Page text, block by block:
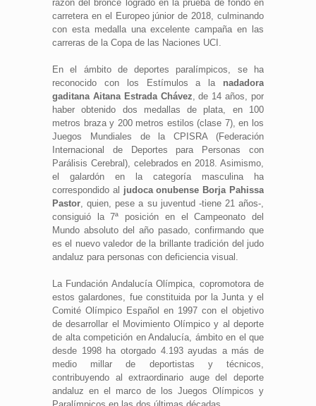
razón del bronce logrado en la prueba de fondo en
carretera en el Europeo júnior de 2018, culminando
con esta medalla una excelente campaña en las
carreras de la Copa de las Naciones UCI.
En el ámbito de deportes paralímpicos, se ha
reconocido con los Estímulos a la nadadora
gaditana Aitana Estrada Chávez, de 14 años, por
haber obtenido dos medallas de plata, en 100
metros braza y 200 metros estilos (clase 7), en los
Juegos Mundiales de la CPISRA (Federación
Internacional de Deportes para Personas con
Parálisis Cerebral), celebrados en 2018. Asimismo,
el galardón en la categoría masculina ha
correspondido al judoca onubense Borja Pahissa
Pastor, quien, pese a su juventud -tiene 21 años-,
consiguió la 7ª posición en el Campeonato del
Mundo absoluto del año pasado, confirmando que
es el nuevo valedor de la brillante tradición del judo
andaluz para personas con deficiencia visual.
La Fundación Andalucía Olímpica, copromotora de
estos galardones, fue constituida por la Junta y el
Comité Olímpico Español en 1997 con el objetivo
de desarrollar el Movimiento Olímpico y al deporte
de alta competición en Andalucía, ámbito en el que
desde 1998 ha otorgado 4.193 ayudas a más de
medio millar de deportistas y técnicos,
contribuyendo al extraordinario auge del deporte
andaluz en el marco de los Juegos Olímpicos y